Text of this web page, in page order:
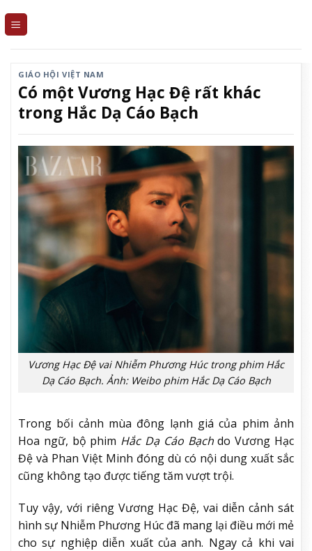
GIÁO HỘI VIỆT NAM
Có một Vương Hạc Đệ rất khác
trong Hắc Dạ Cáo Bạch
Vương Hạc Đệ vai Nhiễm Phương Húc trong phim Hắc
Dạ Cáo Bạch. Ảnh: Weibo phim Hắc Dạ Cáo Bạch
Trong bối cảnh mùa đông lạnh giá của phim ảnh
Hoa ngữ, bộ phim Hắc Dạ Cáo Bạchdo Vương Hạc
Đệ và Phan Việt Minh đóng dù có nội dung xuất sắc
cũng không tạo được tiếng tăm vượt trội.
Tuy vậy, với riêng Vương Hạc Đệ, vai diễn cảnh sát
hình sự Nhiễm Phương Húc đã mang lại điều mới mẻ
cho sự nghiệp diễn xuất của anh. Ngay cả khi vai